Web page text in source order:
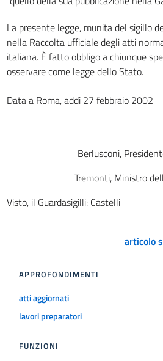
La presente legge, munita del sigillo
nella Raccolta ufficiale degli atti
italiana. È fatto obbligo a chiunque
osservare come legge dello Stato.
Data a Roma, addì 27 febbraio 2002
Berlusconi,
Tremonti, Ministro
Visto, il Guardasigilli: Castelli
articolo
APPROFONDIMENTI
atti aggiornati
lavori preparatori
FUNZIONI